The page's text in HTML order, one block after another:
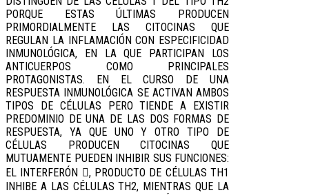
PORQUE ESTAS ÚLTIMAS PRODUCEN
PRIMORDIALMENTE LAS CITOCINAS QUE
REGULAN LA INFLAMACIÓN CON ESPECIFICIDAD
INMUNOLÓGICA, EN LA QUE PARTICIPAN LOS
ANTICUERPOS COMO PRINCIPALES
PROTAGONISTAS. EN EL CURSO DE UNA
RESPUESTA INMUNOLÓGICA SE ACTIVAN AMBOS
TIPOS DE CÉLULAS PERO TIENDE A EXISTIR
PREDOMINIO DE UNA DE LAS DOS FORMAS DE
RESPUESTA, YA QUE UNO Y OTRO TIPO DE
CÉLULAS PRODUCEN CITOCINAS QUE
MUTUAMENTE PUEDEN INHIBIR SUS FUNCIONES:
EL INTERFERÓN , PRODUCTO DE CÉLULAS TH1
INHIBE A LAS CÉLULAS TH2, MIENTRAS QUE LA